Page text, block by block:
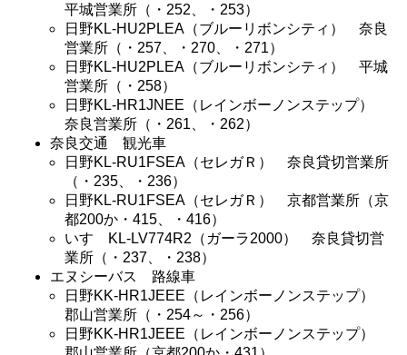
平城営業所（・252、・253）
日野KL-HU2PLEA（ブルーリボンシティ） 奈良
営業所（・257、・270、・271）
日野KL-HU2PLEA（ブルーリボンシティ） 平城
営業所（・258）
日野KL-HR1JNEE（レインボーノンステップ）
奈良営業所（・261、・262）
奈良交通 観光車
日野KL-RU1FSEA（セレガＲ） 奈良貸切営業所
（・235、・236）
日野KL-RU1FSEA（セレガＲ） 京都営業所（京
都200か・415、・416）
いすゞKL-LV774R2（ガーラ2000） 奈良貸切営
業所（・237、・238）
エヌシーバス 路線車
日野KK-HR1JEEE（レインボーノンステップ）
郡山営業所（・254～・256）
日野KK-HR1JEEE（レインボーノンステップ）